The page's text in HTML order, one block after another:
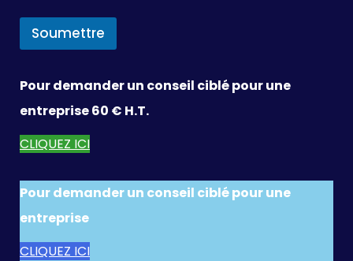
Soumettre
Pour demander un conseil ciblé pour une
entreprise 60 € H.T.
CLIQUEZ ICI
Pour demander un conseil ciblé pour une
entreprise
CLIQUEZ ICI